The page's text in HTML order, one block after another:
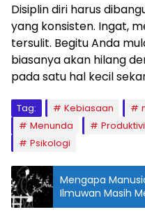
Disiplin diri harus
yang konsisten. Ingat,
tersulit. Begitu Anda
biasanya akan hilang
pada satu hal kecil
Tag: Kebiasaan
Menunda
Psikologi
Mengapa
Ilmuwan Masih